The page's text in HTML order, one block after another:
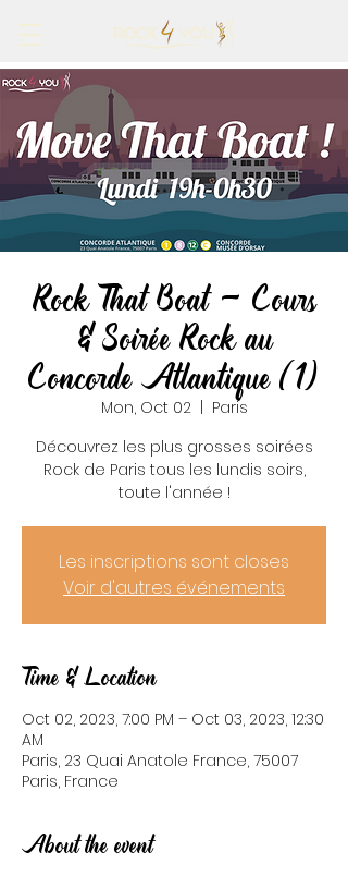
Rock That Boat - Cours
& Soirée Rock au
Concorde Atlantique (1)
Mon, Oct 02
  |
Paris
Découvrez les plus grosses soirées
Rock de Paris tous les lundis soirs,
toute l'année !
Les inscriptions sont closes
Voir d'autres événements
Time & Location
Oct 02, 2023, 7:00 PM – Oct 03, 2023, 12:30
AM
Paris, 23 Quai Anatole France, 75007
Paris, France
About the event